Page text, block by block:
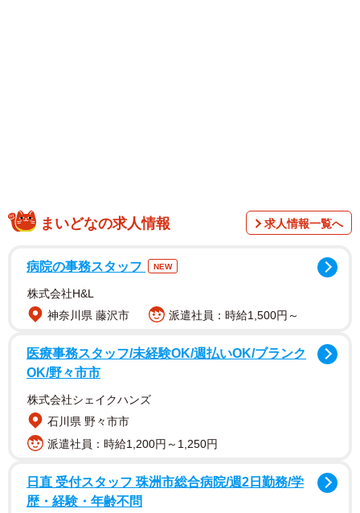
この事件について書いた記事について、下記のメールが
私の元に届きました。それを、ここに載せます。(原文その
ままですが、場所や学校、個人が特定される部分について
は、この方の許可を得た上でカットしました)
◆ ◆ ◆
っている埼玉県の中学3年生の事件についてです。私の娘も
同じ市内の中3です。昨日から近所に何台もの黒塗りの車
や、複数人の男性がうろうろとしています。実名を出して
聞き込みもしている様です。この事で、SNS等での犯人探
しがヒートアップし、娘はもしかしたら友達が犯人かもし
まいどなの求人情報 求人情報一覧へ
病院の事務スタッフ NEW
株式会社H&L
神奈川県 藤沢市
派遣社員：時給1,500円～
医療事務スタッフ/未経験OK/週払いOK/ブランク
OK/野々市市
株式会社シェイクハンズ
石川県 野々市市
派遣社員：時給1,200円～1,250円
日直 受付スタッフ 珠洲市総合病院/週2日勤務/学
歴・経験・年齢不問